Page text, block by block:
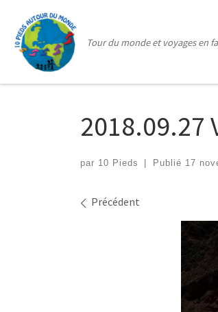
Passer au contenu
Tour du monde et voyages en
2018.09.27
par 10 Pieds Publié 17
Navigation
Précédent